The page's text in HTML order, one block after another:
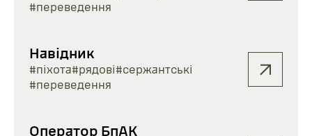
#переведення
Навідник
#піхота#рядові#сержантські
#переведення
Оператор БпАК